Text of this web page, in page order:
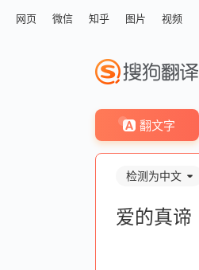
网页 微信 知乎 图片 视频
翻文字
检测为中文